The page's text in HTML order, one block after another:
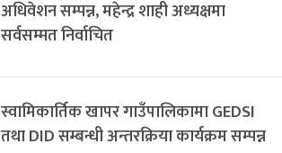
अधिवेशन सम्पन्न, महेन्द्र शाही अध्यक्षमा
सर्वसम्मत निर्वाचित
स्वामिकार्तिक खापर गाउँपालिकामा GEDSI
तथा DID सम्बन्धी अन्तरक्रिया कार्यक्रम सम्पन्न